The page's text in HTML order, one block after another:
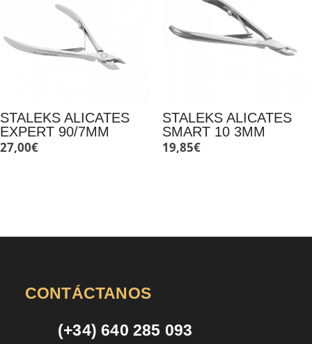
STALEKS ALICATES
EXPERT 90/7MM
27,00€
STALEKS ALICATES
SMART 10 3MM
19,85€
CONTÁCTANOS
(+34) 640 285 093